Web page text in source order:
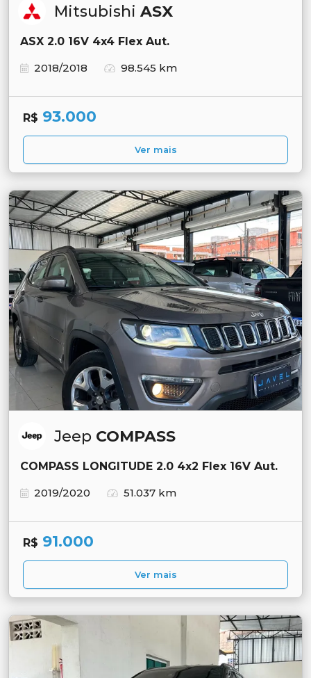
Mitsubishi ASX
ASX 2.0 16V 4x4 Flex Aut.
2018/2018
98.545 km
R$ 93.000
Ver mais
Jeep COMPASS
COMPASS LONGITUDE 2.0 4x2 Flex 16V Aut.
2019/2020
51.037 km
R$ 91.000
Ver mais